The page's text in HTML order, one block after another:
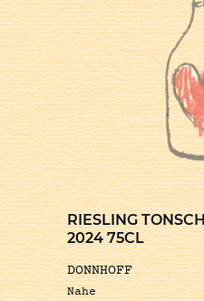
RIESLING
2024 75CL
DONNHOFF
Nahe